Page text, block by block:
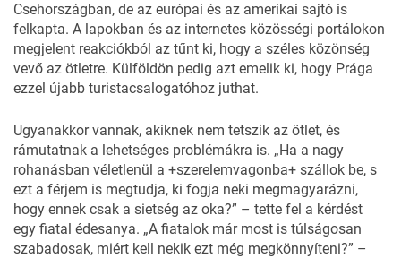
Csehországban, de az európai és az amerikai sajtó is
felkapta. A lapokban és az internetes közösségi portálokon
megjelent reakciókból az tűnt ki, hogy a széles közönség
vevő az ötletre. Külföldön pedig azt emelik ki, hogy Prága
ezzel újabb turistacsalogatóhoz juthat.
Ugyanakkor vannak, akiknek nem tetszik az ötlet, és
rámutatnak a lehetséges problémákra is. „Ha a nagy
rohanásban véletlenül a +szerelemvagonba+ szállok be, s
ezt a férjem is megtudja, ki fogja neki megmagyarázni,
hogy ennek csak a sietség az oka?” – tette fel a kérdést
egy fiatal édesanya. „A fiatalok már most is túlságosan
szabadosak, miért kell nekik ezt még megkönnyíteni?” –